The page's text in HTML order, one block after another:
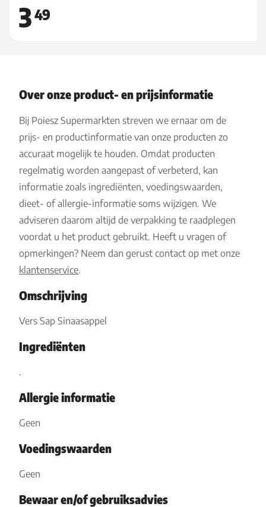
349
Over onze product- en prijsinformatie
Bij Poiesz Supermarkten streven we ernaar om de
prijs- en productinformatie van onze producten zo
accuraat mogelijk te houden. Omdat producten
regelmatig worden aangepast of verbeterd, kan
informatie zoals ingrediënten, voedingswaarden,
dieet- of allergie-informatie soms wijzigen. We
adviseren daarom altijd de verpakking te raadplegen
voordat u het product gebruikt. Heeft u vragen of
opmerkingen? Neem dan gerust contact op met onze
klantenservice.
Omschrijving
Vers Sap Sinaasappel
Ingrediënten
.
Allergie informatie
Geen
Voedingswaarden
Geen
Bewaar en/of gebruiksadvies